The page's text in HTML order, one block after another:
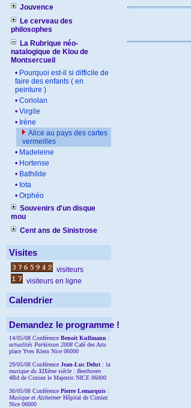
Jouvence
Le cerveau des
philosophes
La Rubrique néo-
natalogique de Klou de
Montsercueil
• Pourquoi est-il si difficile de
faire des enfants ( en
peinture )
• Coriolan
• Virgile
• Irène
Alice au pays des cartes
vermeilles
• Madeleine
• Hortense
• Bathilde
• Iota
• Orphéo
Souvenirs d'un disque
mou
Cent ans de Sinistrose
Visites
visiteurs
visiteurs en ligne
Calendrier
Demandez le programme !
14/05/08 Conférence Benoit Kullmann :
actualités Parkinson 2008 Café des Arts
place Yves Klein Nice 06000
29/05/08 Conférence Jean-Luc Delut : la
musique du XIXème siècle : Beethoven
4Bd de Cimiez le Majestic NICE 06000
30/05/08 Conférence Pierre Lemarquis :
Musique et Alzheimer Hôpital de Cimiez
Nice 06000